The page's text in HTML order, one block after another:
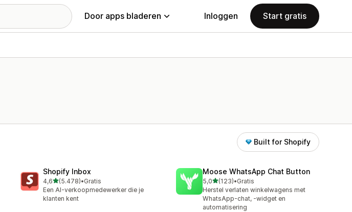
Door apps bladeren Inloggen Start gratis
Built for Shopify
Shopify Inbox
4,6van 5 sterren
(5.478)
5478 recensies in totaal
•Gratis
Een AI-verkoopmedewerker die je
klanten kent
Moose WhatsApp Chat Button
5,0van 5 sterren
(123)
123 recensies in totaal
•Gratis
Herstel verlaten winkelwagens met
WhatsApp-chat, -widget en
automatisering